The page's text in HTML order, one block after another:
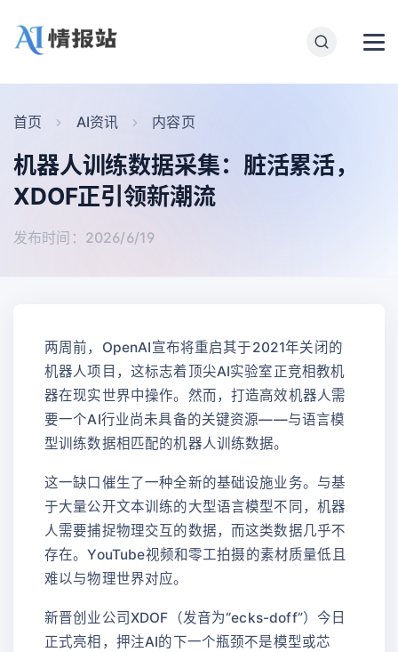
首页 AI资讯 内容页
机器人训练数据采集：脏活累活，
XDOF正引领新潮流
发布时间：2026/6/19
两周前，OpenAI宣布将重启其于2021年关闭的
机器人项目，这标志着顶尖AI实验室正竞相教机
器在现实世界中操作。然而，打造高效机器人需
要一个AI行业尚未具备的关键资源——与语言模
型训练数据相匹配的机器人训练数据。
这一缺口催生了一种全新的基础设施业务。与基
于大量公开文本训练的大型语言模型不同，机器
人需要捕捉物理交互的数据，而这类数据几乎不
存在。YouTube视频和零工拍摄的素材质量低且
难以与物理世界对应。
新晋创业公司XDOF（发音为“ecks-doff”）今日
正式亮相，押注AI的下一个瓶颈不是模型或芯